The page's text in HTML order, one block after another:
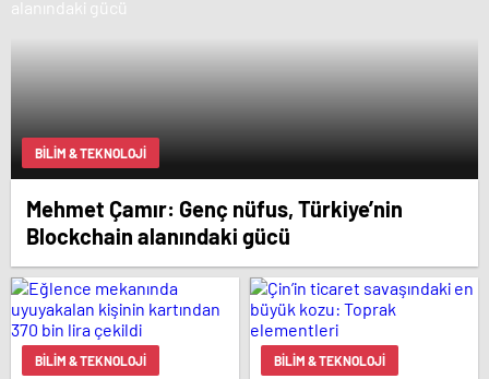
BILIM & TEKNOLOJI
Mehmet Çamır: Genç nüfus, Türkiye’nin
Blockchain alanındaki gücü
BILIM & TEKNOLOJI BILIM & TEKNOLOJI